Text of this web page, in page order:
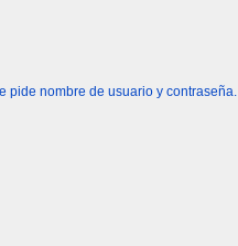
pide nombre de usuario y contraseña.